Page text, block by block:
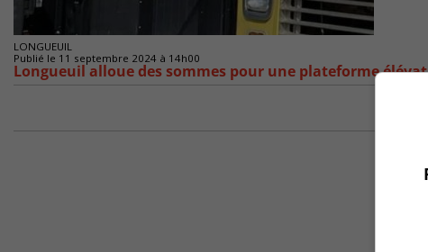
LONGUEUIL
Publié le 11 septembre 2024 à 14h00
Longueuil alloue des sommes pour une plateforme